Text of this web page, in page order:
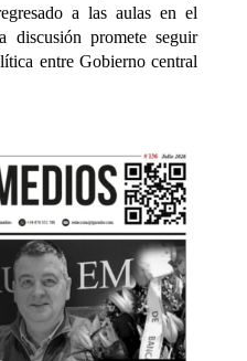
a las aulas en el
discusión promete seguir
entre Gobierno central